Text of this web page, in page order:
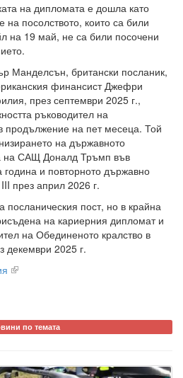
на дипломата е дошла като
на посолството, които са били
на 19 май, не са били посочени
Манделсън, британски посланик,
финансист Джефри
през септември 2025 г.,
ръководител на
продължение на пет месеца. Той
на държавното
на САЩ Доналд Тръмп във
и повторното държавно
през април 2026 г.
посланическия пост, но в крайна
на кариерния дипломат и
на Обединеното кралство в
2025 г.
по темата